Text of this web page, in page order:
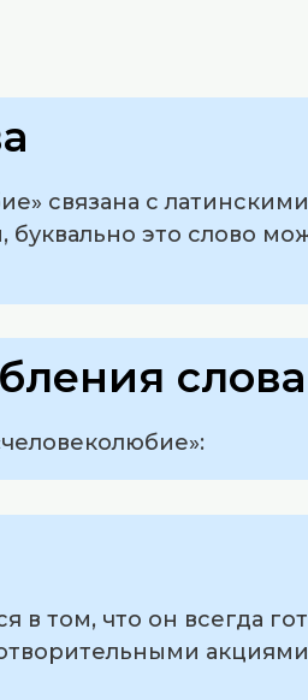
связана с
это слово
слова
в том, что он всегда